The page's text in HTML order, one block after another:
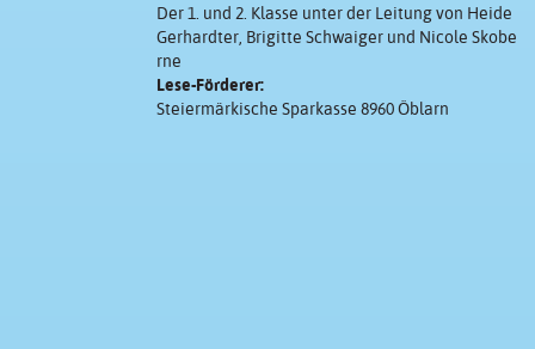
Der 1. und 2. Klasse unter der Leitung von Heide
Gerhardter, Brigitte Schwaiger und Nicole Skobe
rne
Lese-Förderer:
Steiermärkische Sparkasse 8960 Öblarn